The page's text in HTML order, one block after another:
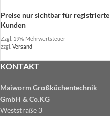
Preise nur sichtbar für registrierte
Kunden
Zzgl. 19% Mehrwertsteuer
zzgl. Versand
KONTAKT
Maiworm Großküchentechnik
GmbH & Co.KG
Weststraße 3